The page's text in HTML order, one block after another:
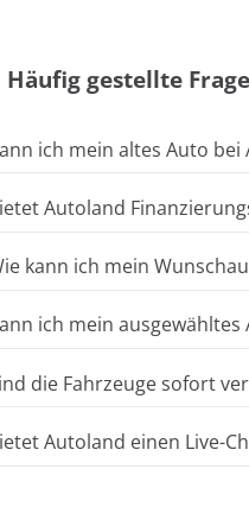
Häufig gestellte
ich mein altes Auto
Autoland
kann ich mein
ich mein
die Fahrzeuge sofort
Autoland einen Live-